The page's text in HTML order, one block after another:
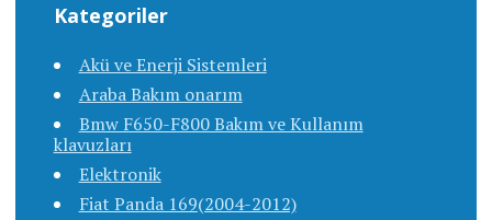
Kategoriler
Akü ve Enerji Sistemleri
Araba Bakım onarım
Bmw F650-F800 Bakım ve Kullanım
klavuzları
Elektronik
Fiat Panda 169(2004-2012)